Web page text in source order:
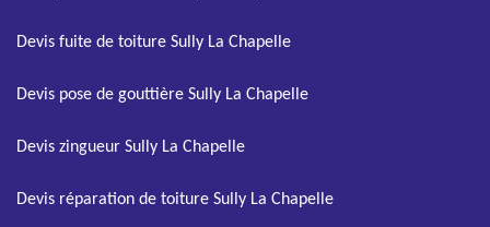
Devis fuite de toiture Sully La Chapelle
Devis pose de gouttière Sully La Chapelle
Devis zingueur Sully La Chapelle
Devis réparation de toiture Sully La Chapelle